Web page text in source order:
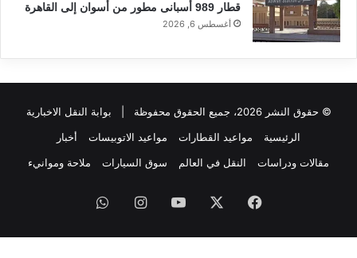
قطار 989 أسبانى مطور من أسوان إلى القاهرة
أغسطس 6, 2026
© حقوق النشر 2026، جميع الحقوق محفوظة |
بوابة النقل الاخبارية
الرئيسية
مواعيد القطارات مواعيد الاتوبيسات
أخبار
مقالات ودراسات
النقل في العالم سوق السيارات ملاحة وموانيء
فيسبوك ‫YouTubeانستقرام